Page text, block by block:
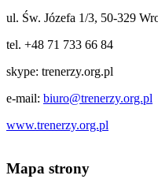
ul. Św. Józefa 1/3, 50-329
tel. +48 71 733 66 84
skype: trenerzy.org.pl
e-mail: biuro@trenerzy.org.pl
www.trenerzy.org.pl
Mapa strony